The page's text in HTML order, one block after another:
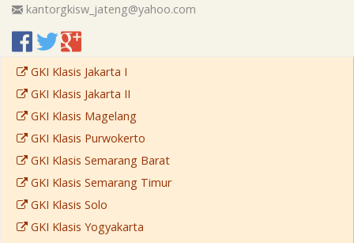
kantorgkisw_jateng@yahoo.com
GKI Klasis Jakarta I
GKI Klasis Jakarta II
GKI Klasis Magelang
GKI Klasis Purwokerto
GKI Klasis Semarang Barat
GKI Klasis Semarang Timur
GKI Klasis Solo
GKI Klasis Yogyakarta